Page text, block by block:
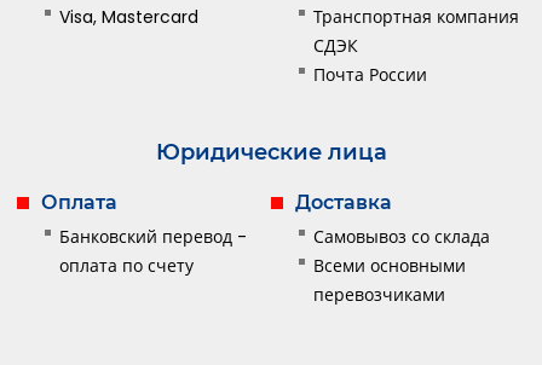
Visa, Mastercard
Транспортная компания
СДЭК
Почта России
Юридические лица
Оплата
Банковский перевод -
оплата по счету
Доставка
Самовывоз со склада
Всеми основными
перевозчиками